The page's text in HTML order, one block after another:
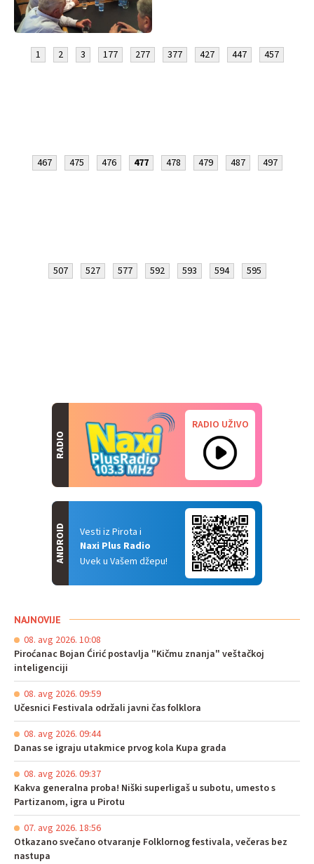
1 2 3 177 277 377 427 447 457
467 475 476 477 478 479 487 497
507 527 577 592 593 594 595
RADIO
RADIO UŽIVO
Vesti iz Pirota i
Naxi Plus Radio
Uvek u Vašem džepu!
ANDROID
NAJNOVIJE
08. avg 2026. 10:08
Piroćanac Bojan Ćirić postavlja "Kičmu znanja" veštačkoj
inteligenciji
08. avg 2026. 09:59
Učesnici Festivala održali javni čas folklora
08. avg 2026. 09:44
Danas se igraju utakmice prvog kola Kupa grada
08. avg 2026. 09:37
Kakva generalna proba! Niški superligaš u subotu, umesto s
Partizanom, igra u Pirotu
07. avg 2026. 18:56
Otkazano svečano otvaranje Folklornog festivala, večeras bez
nastupa